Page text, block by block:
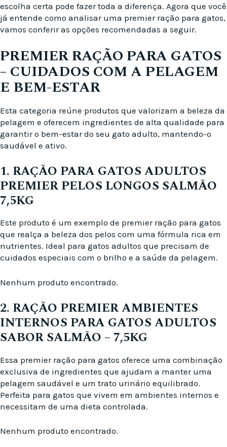
escolha certa pode fazer toda a diferença. Agora que você
já entende como analisar uma premier ração para gatos,
vamos conferir as opções recomendadas a seguir.
PREMIER RAÇÃO PARA GATOS
– CUIDADOS COM A PELAGEM
E BEM-ESTAR
Esta categoria reúne produtos que valorizam a beleza da
pelagem e oferecem ingredientes de alta qualidade para
garantir o bem-estar do seu gato adulto, mantendo-o
saudável e ativo.
1. RAÇÃO PARA GATOS ADULTOS
PREMIER PELOS LONGOS SALMÃO
7,5KG
Este produto é um exemplo de premier ração para gatos
que realça a beleza dos pelos com uma fórmula rica em
nutrientes. Ideal para gatos adultos que precisam de
cuidados especiais com o brilho e a saúde da pelagem.
Nenhum produto encontrado.
2. RAÇÃO PREMIER AMBIENTES
INTERNOS PARA GATOS ADULTOS
SABOR SALMÃO – 7,5KG
Essa premier ração para gatos oferece uma combinação
exclusiva de ingredientes que ajudam a manter uma
pelagem saudável e um trato urinário equilibrado.
Perfeita para gatos que vivem em ambientes internos e
necessitam de uma dieta controlada.
Nenhum produto encontrado.